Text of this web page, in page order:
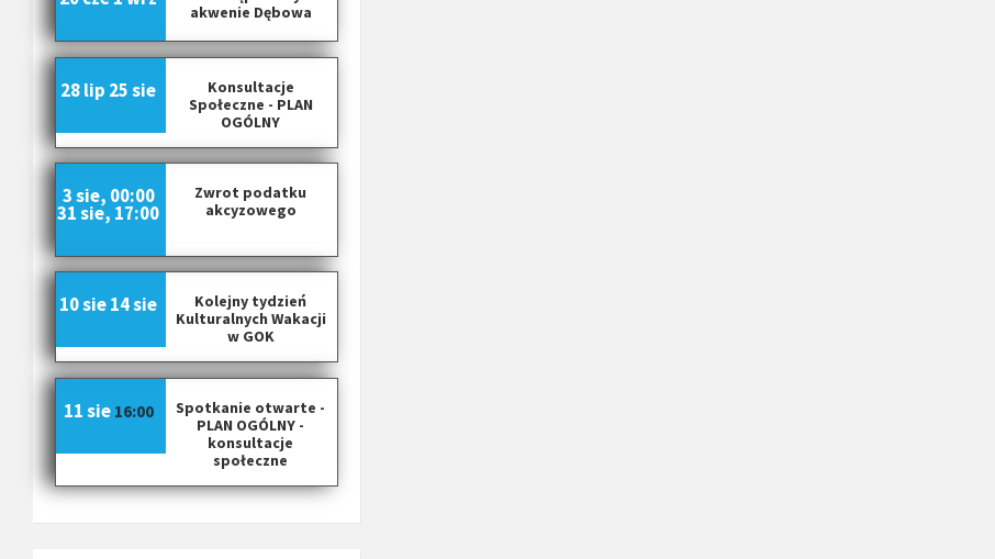
akwenie Dębowa
Konsultacje
Społeczne - PLAN
OGÓLNY
28 lip 25 sie
Zwrot podatku
akcyzowego
3 sie, 00:00
31 sie, 17:00
Kolejny tydzień
Kulturalnych Wakacji
w GOK
10 sie14 sie
Spotkanie otwarte -
PLAN OGÓLNY -
konsultacje
społeczne
11 sie 16:00